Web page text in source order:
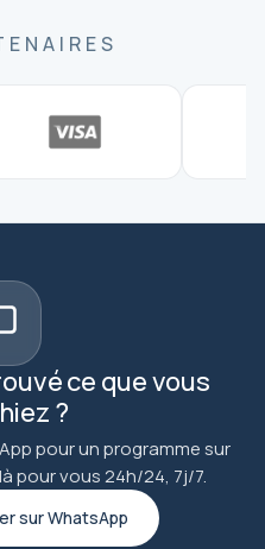
ce que vous
?
pour un programme sur
pour vous 24h/24, 7j/7.
sur WhatsApp